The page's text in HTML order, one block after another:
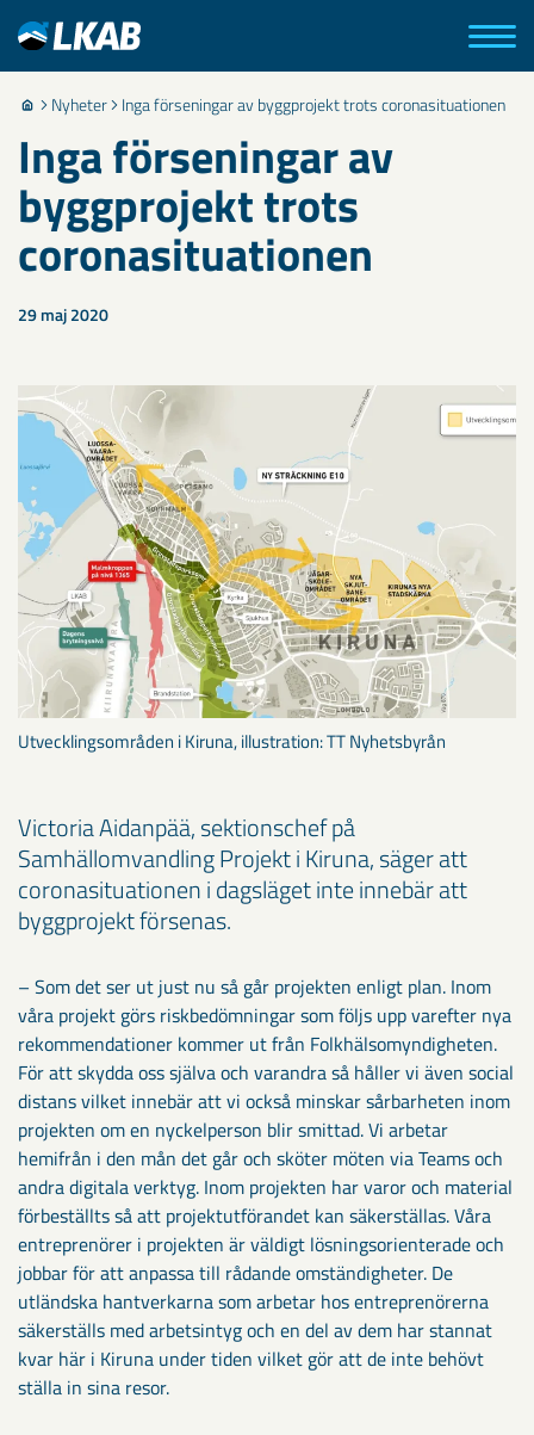
Nyheter Inga förseningar av byggprojekt trots coronasituationen
Inga förseningar av
byggprojekt trots
coronasituationen
29 maj 2020
Utvecklingsområden i Kiruna, illustration: TT Nyhetsbyrån
Victoria Aidanpää, sektionschef på
Samhällomvandling Projekt i Kiruna, säger att
coronasituationen i dagsläget inte innebär att
byggprojekt försenas.
– Som det ser ut just nu så går projekten enligt plan. Inom
våra projekt görs riskbedömningar som följs upp varefter nya
rekommendationer kommer ut från Folkhälsomyndigheten.
För att skydda oss själva och varandra så håller vi även social
distans vilket innebär att vi också minskar sårbarheten inom
projekten om en nyckelperson blir smittad. Vi arbetar
hemifrån i den mån det går och sköter möten via Teams och
andra digitala verktyg. Inom projekten har varor och material
förbeställts så att projektutförandet kan säkerställas. Våra
entreprenörer i projekten är väldigt lösningsorienterade och
jobbar för att anpassa till rådande omständigheter. De
utländska hantverkarna som arbetar hos entreprenörerna
säkerställs med arbetsintyg och en del av dem har stannat
kvar här i Kiruna under tiden vilket gör att de inte behövt
ställa in sina resor.